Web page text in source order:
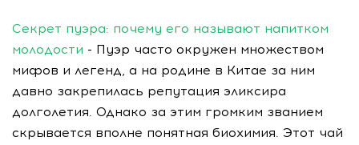
Секрет пуэра: почему его называют напитком
молодости - Пуэр часто окружен множеством
мифов и легенд, а на родине в Китае за ним
давно закрепилась репутация эликсира
долголетия. Однако за этим громким званием
скрывается вполне понятная биохимия. Этот чай